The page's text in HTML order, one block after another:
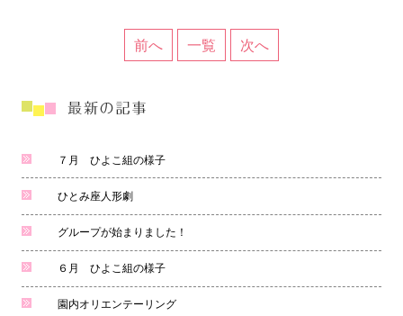
前へ 一覧 次へ
７月 ひよこ組の様子
ひとみ座人形劇
グループが始まりました！
６月 ひよこ組の様子
園内オリエンテーリング